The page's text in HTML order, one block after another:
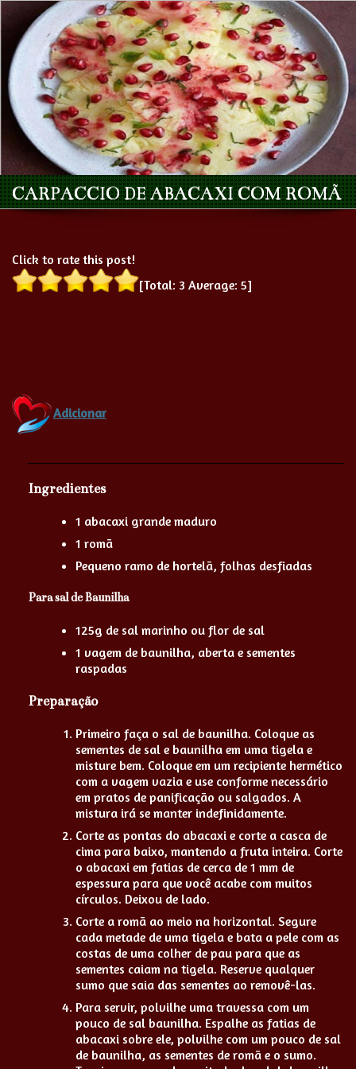
CARPACCIO DE ABACAXI COM ROMÃ
Click to rate this post!
[Total: 3 Average: 5]
Adicionar
Ingredientes
1 abacaxi grande maduro
1 romã
Pequeno ramo de hortelã, folhas desfiadas
Para sal de Baunilha
125g de sal marinho ou flor de sal
1 vagem de baunilha, aberta e sementes
raspadas
Preparação
Primeiro faça o sal de baunilha. Coloque as
sementes de sal e baunilha em uma tigela e
misture bem. Coloque em um recipiente hermético
com a vagem vazia e use conforme necessário
em pratos de panificação ou salgados. A
mistura irá se manter indefinidamente.
Corte as pontas do abacaxi e corte a casca de
cima para baixo, mantendo a fruta inteira. Corte
o abacaxi em fatias de cerca de 1 mm de
espessura para que você acabe com muitos
círculos. Deixou de lado.
Corte a romã ao meio na horizontal. Segure
cada metade de uma tigela e bata a pele com as
costas de uma colher de pau para que as
sementes caiam na tigela. Reserve qualquer
sumo que saia das sementes ao removê-las.
Para servir, polvilhe uma travessa com um
pouco de sal baunilha. Espalhe as fatias de
abacaxi sobre ele, polvilhe com um pouco de sal
de baunilha, as sementes de romã e o sumo.